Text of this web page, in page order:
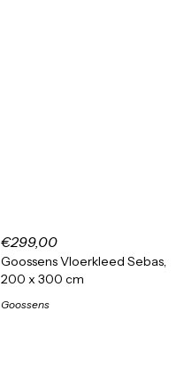
€299,00
Goossens Vloerkleed Sebas,
200 x 300 cm
Goossens